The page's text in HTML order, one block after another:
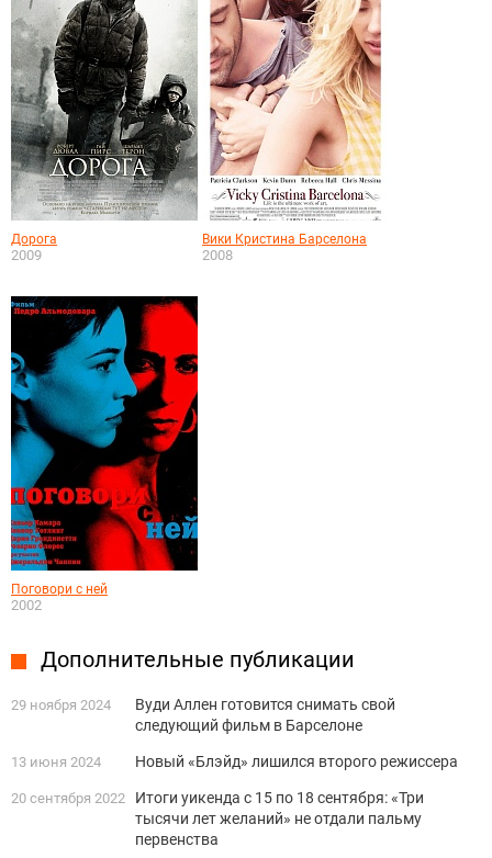
Дорога
2009
Вики Кристина Барселона
2008
Поговори с ней
2002
Дополнительные публикации
29 ноября 2024
Вуди Аллен готовится снимать свой
следующий фильм в Барселоне
13 июня 2024 Новый «Блэйд» лишился второго режиссера
20 сентября 2022
Итоги уикенда с 15 по 18 сентября: «Три
тысячи лет желаний» не отдали пальму
первенства